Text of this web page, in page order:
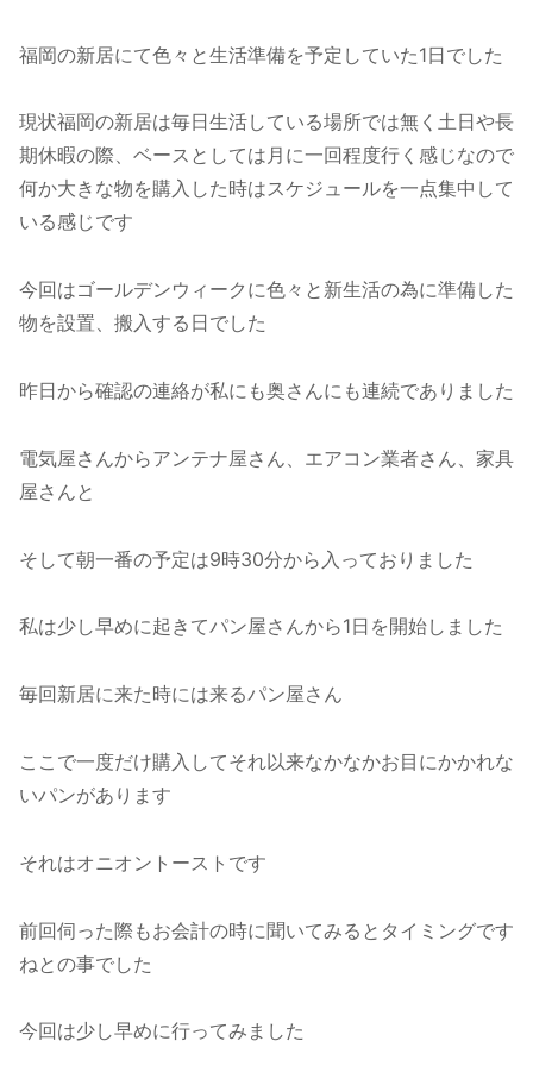
福岡の新居にて色々と生活準備を予定していた1日でした
現状福岡の新居は毎日生活している場所では無く土日や長
期休暇の際、ベースとしては月に一回程度行く感じなので
何か大きな物を購入した時はスケジュールを一点集中して
いる感じです
今回はゴールデンウィークに色々と新生活の為に準備した
物を設置、搬入する日でした
昨日から確認の連絡が私にも奥さんにも連続でありました
電気屋さんからアンテナ屋さん、エアコン業者さん、家具
屋さんと
そして朝一番の予定は9時30分から入っておりました
私は少し早めに起きてパン屋さんから1日を開始しました
毎回新居に来た時には来るパン屋さん
ここで一度だけ購入してそれ以来なかなかお目にかかれな
いパンがあります
それはオニオントーストです
前回伺った際もお会計の時に聞いてみるとタイミングです
ねとの事でした
今回は少し早めに行ってみました